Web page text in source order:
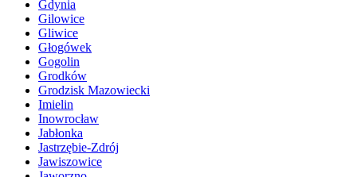
Gdynia
Gilowice
Gliwice
Głogówek
Gogolin
Grodków
Grodzisk Mazowiecki
Imielin
Inowrocław
Jabłonka
Jastrzębie-Zdrój
Jawiszowice